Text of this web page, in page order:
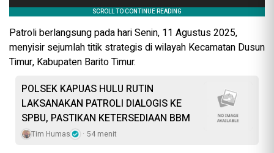
Patroli berlangsung pada hari Senin, 11 Agustus 2025,
menyisir sejumlah titik strategis di wilayah Kecamatan Dusun
Timur, Kabupaten Barito Timur.
POLSEK KAPUAS HULU RUTIN
LAKSANAKAN PATROLI DIALOGIS KE
SPBU, PASTIKAN KETERSEDIAAN BBM
Tim Humas 54 menit